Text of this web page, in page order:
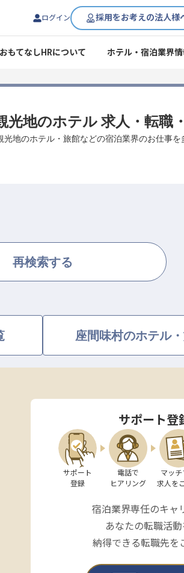
ログイン 採用をお考えの法人様
おもてなしHRについて ホテル・宿泊業界
光地のホテル 求人・転職
地のホテル・旅館などの宿泊業界のお仕事を
再検索する
座間味村のホテル
サポート登
サポート
登録
電話で
ヒアリング
マッチ
求人を
宿泊業界専任のキャ
あなたの転職活
納得できる転職先を